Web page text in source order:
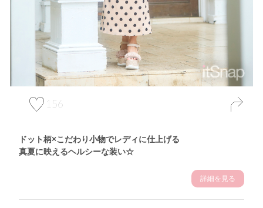
156
ドット柄×こだわり小物でレディに仕上げる
真夏に映えるヘルシーな装い☆
詳細を見る